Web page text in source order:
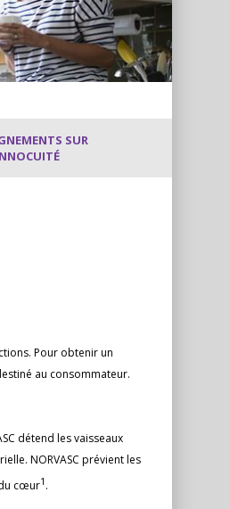
SUR
Pour obtenir un
au consommateur.
détend les vaisseaux
NORVASC prévient les
cœur1 .